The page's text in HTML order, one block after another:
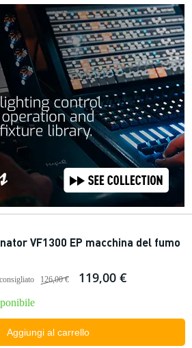
VF1300 EP macchina del fumo
126,00 € 119,00 €
Aggiungi al carrello